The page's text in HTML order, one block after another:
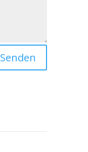
Senden